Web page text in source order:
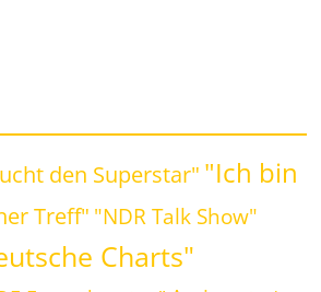
den Superstar" "Ich bin
Treff" "NDR Talk Show"
Charts"